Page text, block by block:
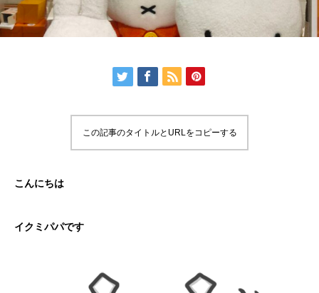
この記事のタイトルとURLをコピーする
こんにちは
イクミパパです